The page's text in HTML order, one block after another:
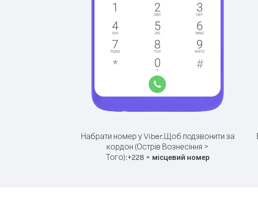
Набрати номер у Viber.Щоб подзвонити за
кордон (Острів Вознесіння >
Того):+228 + місцевий номер